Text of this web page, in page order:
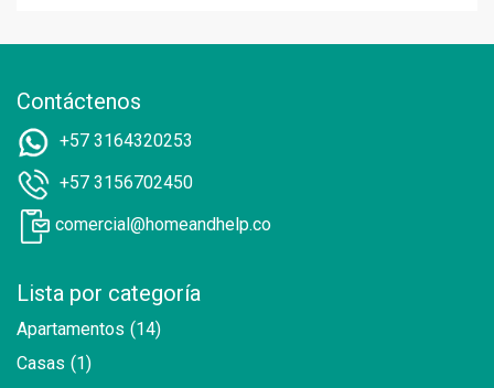
Contáctenos
+57 3164320253
+57 3156702450
comercial@homeandhelp.co
Lista por categoría
Apartamentos (14)
Casas (1)